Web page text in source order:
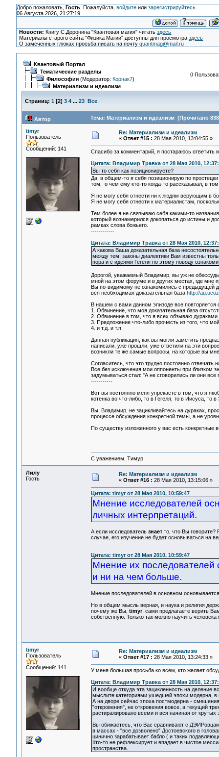
Добро пожаловать, Гость. Пожалуйста, войдитеили зарегистрируйтесь.
06 Августа 2026, 21:27:19
Новости: Книгу С.Доронина "Квантовая магия" читатьздесь
Материалы старого сайта "Физика Магии" доступны для просмотраздесь
О замеченных глюках просьба писать на почтуquantmag@mail.ru
Квантовый Портал
Тематические разделы
Философия(Модератор: Корнак7)
Материализм и идеализм
0
Страниц: 1 [2] 3 4 ... 23 Все
Автор Тема: Материализм и идеализм (Прочитано
timyr
Пользователь
Сообщений: 141
Re: Материализм и идеализм
« Ответ #15 : 28 Мая 2010, 13:04:55 »
Спасибо за комментарий, я постараюсь ответить
Цитата: Владимир Травка от 28 Мая 2010,
Вы то себя как позиционируете?
Да, в общем-то я себя позиционирую по
том, о чем ему кто-то когда-то рассказывал, в
Я не могу себя отнести ни к людям верующим в
Я не могу себя отнести к материалистам,
Тем более я не связываю себя какими-то
который вознамерился докопаться до истины и
рамках слова божьего.
------------
Цитата: Владимир Травка от 28 Мая 2010,
А какова Ваша доказательная база
между тем, законы диалектики Вам известны
пора и с идеями Гегеля по этому поводу
Дорогой, уважаемый Владимир, вы уж не
мной на этом форуме и в других местах, где мне
Вы по-видимому не ознакомились с предыдущей
вся необходимая доказательная база http://
В нашем с вами данном эпизоде все
1. Обвинение, что моя доказательная база
2. Обвинение в том, что я всех обзываю
3. Предложение что-либо прочесть из того, что
4. и т.д. и т.п.
Данная публикация, как вы могли заметить
написали, уже прошли, уже ответили на эти
возникли те же самые вопросы, на которые вы
Согласитесь, что это трудно постоянно отвечать
Все без исключения мои оппоненты при близком
задумываться стал: "А не сговорились ли они
-----------
Вот вы постоянно меня упрекаете в том, что я
котенка во что-либо, то в Гегеля, то в Иисуса, то
Вы, Владимир, не зацикливайтесь на дураках,
процессе обсуждения конкретной темы, а не
По существу изложенного у вас есть конкретные
С уважением, Тимур
Лилу
Гость
Re: Материализм и идеализм
« Ответ #16 : 28 Мая 2010, 13:15:06 »
Цитата: timyr от 28 Мая 2010, 10:59:47
Мнение исследователей
личных интерпретаций.
А если исследователь знаетто, что Вы говорите?
случае, его изучение не будет основываться на
Цитата: timyr от 28 Мая 2010, 10:59:47
Мнение их последователей
и ни на чем больше.
Мнение последователей в основном
Но в общем мысль верная, и наука и религия
почему же Вы, timyr, сами предлагаете верить
собственную. Только так можно научить
timyr
Пользователь
Сообщений: 141
Re: Материализм и идеализм
« Ответ #17 : 28 Мая 2010, 13:24:33 »
У меня большая просьба ко всем, кто желает
Цитата: Владимир Травка от 28 Мая 2010,
И вообще откуда эта зацикленность на деление
мыслите категориями ушедшей эпохи модерна, в
А на дворе сейчас эпоха постмодерна -
"откровения", не откровения вовсе, а текущий
растиражировано всеми и вся начиная от
Вы обижаетесь, что Вас сравнивают с
в массах - "все дозволено" Достоевского в
цинично зарабатывает бабло ( и таких
Кто-то не рефлексирует и впадает в чистое
пространства.